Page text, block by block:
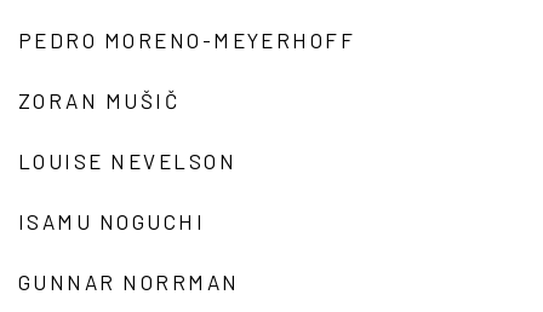
PEDRO MORENO-MEYERHOFF
ZORAN MUŠIČ
LOUISE NEVELSON
ISAMU NOGUCHI
GUNNAR NORRMAN